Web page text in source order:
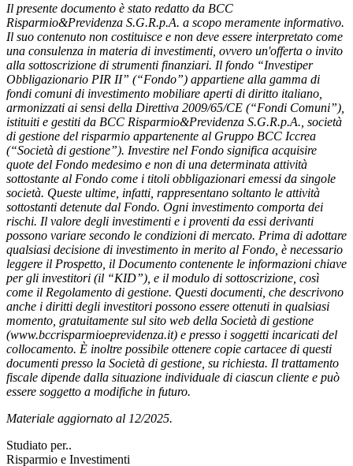
Il presente documento è stato redatto da BCC
Risparmio&Previdenza S.G.R.p.A. a scopo meramente informativo.
Il suo contenuto non costituisce e non deve essere interpretato come
una consulenza in materia di investimenti, ovvero un'offerta o invito
alla sottoscrizione di strumenti finanziari. Il fondo “Investiper
Obbligazionario PIR II” (“Fondo”) appartiene alla gamma di
fondi comuni di investimento mobiliare aperti di diritto italiano,
armonizzati ai sensi della Direttiva 2009/65/CE (“Fondi Comuni”),
istituiti e gestiti da BCC Risparmio&Previdenza S.G.R.p.A., società
di gestione del risparmio appartenente al Gruppo BCC Iccrea
(“Società di gestione”). Investire nel Fondo significa acquisire
quote del Fondo medesimo e non di una determinata attività
sottostante al Fondo come i titoli obbligazionari emessi da singole
società. Queste ultime, infatti, rappresentano soltanto le attività
sottostanti detenute dal Fondo. Ogni investimento comporta dei
rischi. Il valore degli investimenti e i proventi da essi derivanti
possono variare secondo le condizioni di mercato. Prima di adottare
qualsiasi decisione di investimento in merito al Fondo, è necessario
leggere il Prospetto, il Documento contenente le informazioni chiave
per gli investitori (il “KID”), e il modulo di sottoscrizione, così
come il Regolamento di gestione. Questi documenti, che descrivono
anche i diritti degli investitori possono essere ottenuti in qualsiasi
momento, gratuitamente sul sito web della Società di gestione
(www.bccrisparmioeprevidenza.it) e presso i soggetti incaricati del
collocamento. È inoltre possibile ottenere copie cartacee di questi
documenti presso la Società di gestione, su richiesta. Il trattamento
fiscale dipende dalla situazione individuale di ciascun cliente e può
essere soggetto a modifiche in futuro.
Materiale aggiornato al 12/2025.
Studiato per..
Risparmio e Investimenti